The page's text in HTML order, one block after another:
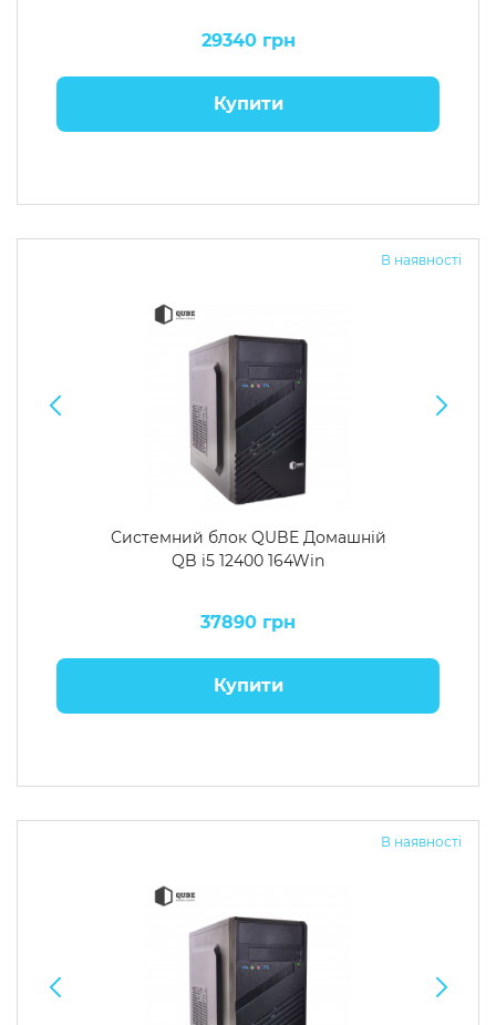
29340 грн
Купити
В наявності
Системний блок QUBE Домашній
QB i5 12400 164Win
37890 грн
Купити
В наявності